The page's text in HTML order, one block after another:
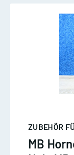
ZUBEHÖR
MB